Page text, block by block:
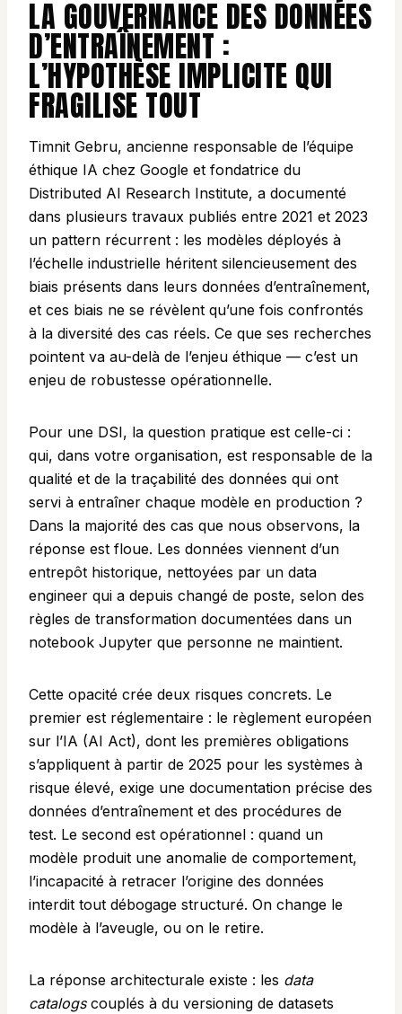
LA GOUVERNANCE DES DONNÉES
D’ENTRAÎNEMENT :
L’HYPOTHÈSE IMPLICITE QUI
FRAGILISE TOUT
Timnit Gebru, ancienne responsable de l’équipe
éthique IA chez Google et fondatrice du
Distributed AI Research Institute, a documenté
dans plusieurs travaux publiés entre 2021 et 2023
un pattern récurrent : les modèles déployés à
l’échelle industrielle héritent silencieusement des
biais présents dans leurs données d’entraînement,
et ces biais ne se révèlent qu’une fois confrontés
à la diversité des cas réels. Ce que ses recherches
pointent va au-delà de l’enjeu éthique — c’est un
enjeu de robustesse opérationnelle.
Pour une DSI, la question pratique est celle-ci :
qui, dans votre organisation, est responsable de la
qualité et de la traçabilité des données qui ont
servi à entraîner chaque modèle en production ?
Dans la majorité des cas que nous observons, la
réponse est floue. Les données viennent d’un
entrepôt historique, nettoyées par un data
engineer qui a depuis changé de poste, selon des
règles de transformation documentées dans un
notebook Jupyter que personne ne maintient.
Cette opacité crée deux risques concrets. Le
premier est réglementaire : le règlement européen
sur l’IA (AI Act), dont les premières obligations
s’appliquent à partir de 2025 pour les systèmes à
risque élevé, exige une documentation précise des
données d’entraînement et des procédures de
test. Le second est opérationnel : quand un
modèle produit une anomalie de comportement,
l’incapacité à retracer l’origine des données
interdit tout débogage structuré. On change le
modèle à l’aveugle, ou on le retire.
La réponse architecturale existe : les data
catalogscouplés à du versioning de datasets